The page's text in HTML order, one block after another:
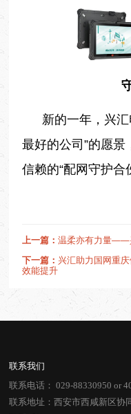
新的一年，兴
最好的公司”的愿
信赖的“配网守护合
上一篇： 温柔亦有力量——
下一篇： 兴汇助力国网重
效能提升
联系我们
联系电话：029-88330950 or
联系地址：西安市西咸新区协